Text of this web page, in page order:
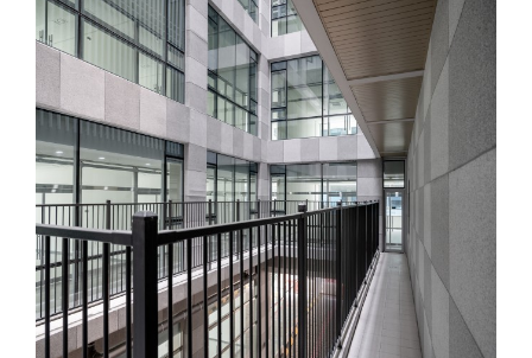
Contact
News